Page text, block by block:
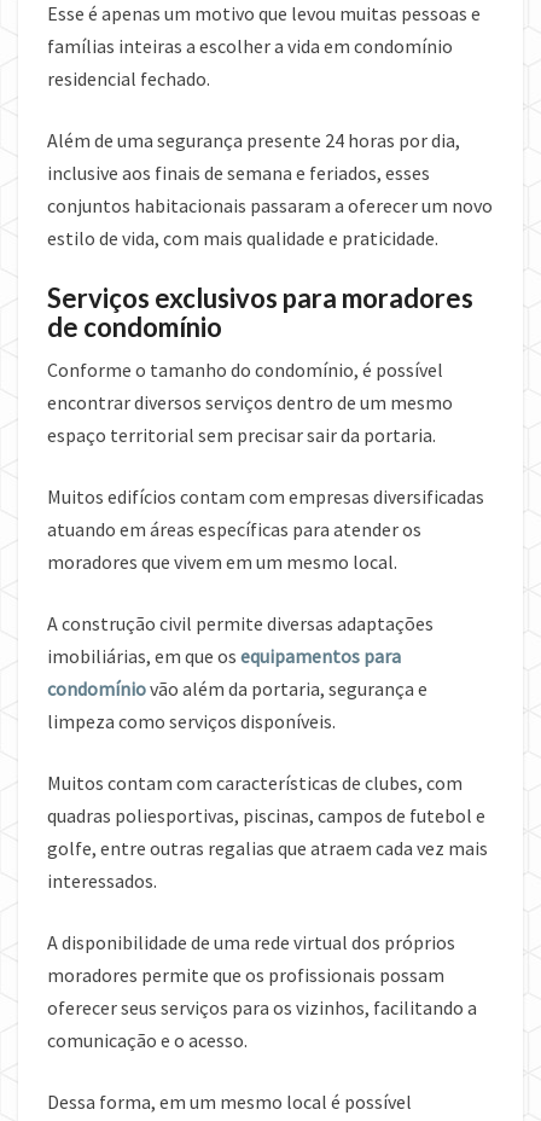
Esse é apenas um motivo que levou muitas pessoas e
famílias inteiras a escolher a vida em condomínio
residencial fechado.
Além de uma segurança presente 24 horas por dia,
inclusive aos finais de semana e feriados, esses
conjuntos habitacionais passaram a oferecer um novo
estilo de vida, com mais qualidade e praticidade.
Serviços exclusivos para moradores
de condomínio
Conforme o tamanho do condomínio, é possível
encontrar diversos serviços dentro de um mesmo
espaço territorial sem precisar sair da portaria.
Muitos edifícios contam com empresas diversificadas
atuando em áreas específicas para atender os
moradores que vivem em um mesmo local.
A construção civil permite diversas adaptações
imobiliárias, em que os equipamentos para
condomíniovão além da portaria, segurança e
limpeza como serviços disponíveis.
Muitos contam com características de clubes, com
quadras poliesportivas, piscinas, campos de futebol e
golfe, entre outras regalias que atraem cada vez mais
interessados.
A disponibilidade de uma rede virtual dos próprios
moradores permite que os profissionais possam
oferecer seus serviços para os vizinhos, facilitando a
comunicação e o acesso.
Dessa forma, em um mesmo local é possível